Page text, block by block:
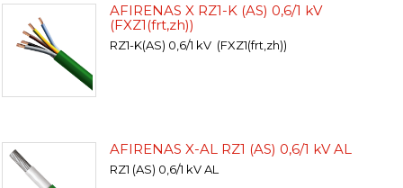
AFIRENAS X RZ1-K (AS) 0,6/1 kV
(FXZ1(frt,zh))
RZ1-K(AS) 0,6/1 kV (FXZ1(frt,zh))
AFIRENAS X-AL RZ1 (AS) 0,6/1 kV AL
RZ1 (AS) 0,6/1 kV AL